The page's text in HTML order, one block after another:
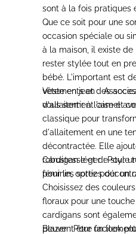
sont à la fois pratiques
Que ce soit pour une
occasion spéciale ou
à la maison, il existe de
rester stylée tout en
bébé. L'important est
vêtements et des
vous sentir à l'aise et
Veste en jean :
d'allaitement camel
classique pour
d'allaitement en une
décontractée. Elle
robustesse et de style
pour les sorties
Cardigan léger :Pour
féminin, optez pour un
Choisissez des
floraux pour une
cardigans sont
peuvent être
Blazer :Pour un look